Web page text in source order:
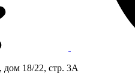
дом 18/22, стр. 3А